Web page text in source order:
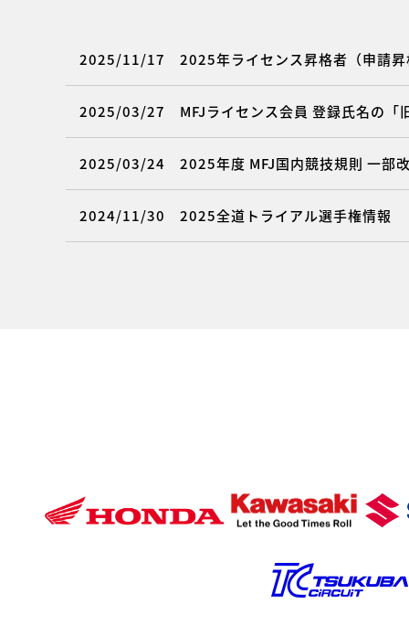
2025/11/17 2025年ライセンス昇格者（申請
2025/03/27 MFJライセンス会員 登録氏名の「
2025/03/24 2025年度 MFJ国内競技規則 一部
2024/11/30 2025全道トライアル選手権情報